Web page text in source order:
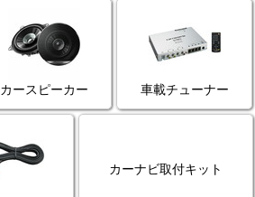
カースピーカー 車載チューナー
カーナビ取付キット